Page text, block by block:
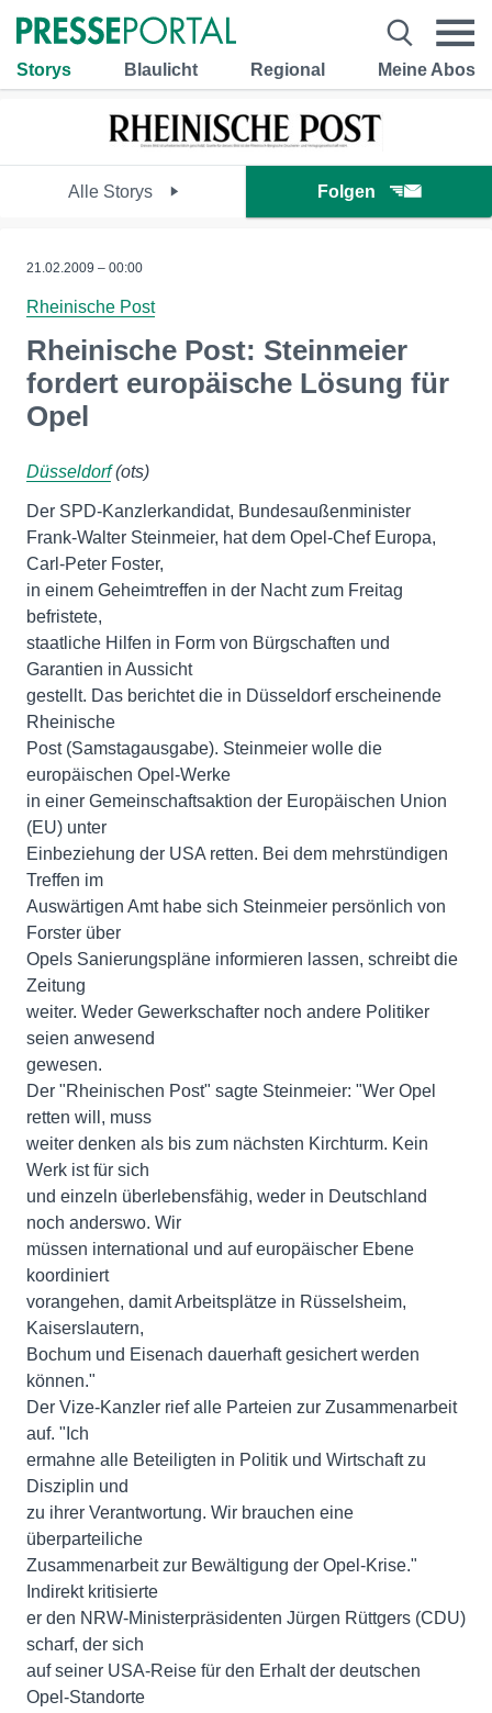
Storys Blaulicht Regional Meine Abos
Alle Storys Folgen
21.02.2009 – 00:00
Rheinische Post
Rheinische Post: Steinmeier
fordert europäische Lösung für
Opel
Düsseldorf(ots)
Der SPD-Kanzlerkandidat, Bundesaußenminister
Frank-Walter Steinmeier, hat dem Opel-Chef Europa,
Carl-Peter Foster,
in einem Geheimtreffen in der Nacht zum Freitag
befristete,
staatliche Hilfen in Form von Bürgschaften und
Garantien in Aussicht
gestellt. Das berichtet die in Düsseldorf erscheinende
Rheinische
Post (Samstagausgabe). Steinmeier wolle die
europäischen Opel-Werke
in einer Gemeinschaftsaktion der Europäischen Union
(EU) unter
Einbeziehung der USA retten. Bei dem mehrstündigen
Treffen im
Auswärtigen Amt habe sich Steinmeier persönlich von
Forster über
Opels Sanierungspläne informieren lassen, schreibt die
Zeitung
weiter. Weder Gewerkschafter noch andere Politiker
seien anwesend
gewesen.
Der "Rheinischen Post" sagte Steinmeier: "Wer Opel
retten will, muss
weiter denken als bis zum nächsten Kirchturm. Kein
Werk ist für sich
und einzeln überlebensfähig, weder in Deutschland
noch anderswo. Wir
müssen international und auf europäischer Ebene
koordiniert
vorangehen, damit Arbeitsplätze in Rüsselsheim,
Kaiserslautern,
Bochum und Eisenach dauerhaft gesichert werden
können."
Der Vize-Kanzler rief alle Parteien zur Zusammenarbeit
auf. "Ich
ermahne alle Beteiligten in Politik und Wirtschaft zu
Disziplin und
zu ihrer Verantwortung. Wir brauchen eine
überparteiliche
Zusammenarbeit zur Bewältigung der Opel-Krise."
Indirekt kritisierte
er den NRW-Ministerpräsidenten Jürgen Rüttgers (CDU)
scharf, der sich
auf seiner USA-Reise für den Erhalt der deutschen
Opel-Standorte